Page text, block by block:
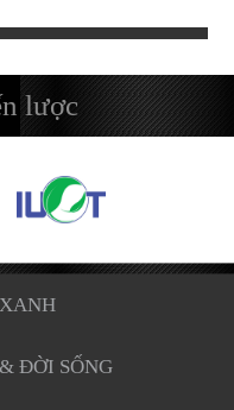
lược
ĐỜI SỐNG